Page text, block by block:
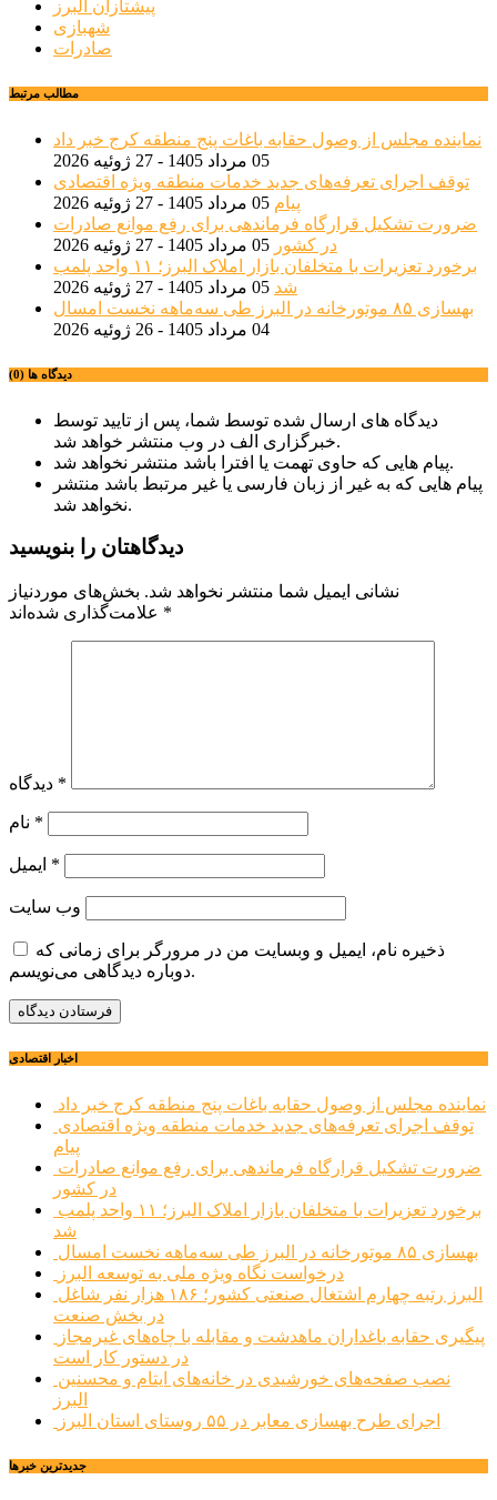
پیشتازان البرز
شهبازی
صادرات
مطالب مرتبط
نماینده مجلس از وصول حقابه باغات پنج منطقه کرج خبر داد
05 مرداد 1405 - 27 ژوئیه 2026
توقف اجرای تعرفه‌های جدید خدمات منطقه ویژه اقتصادی
پیام 05 مرداد 1405 - 27 ژوئیه 2026
ضرورت تشکیل قرارگاه فرماندهی برای رفع موانع صادرات
در کشور 05 مرداد 1405 - 27 ژوئیه 2026
برخورد تعزیرات با متخلفان بازار املاک البرز؛ ۱۱ واحد پلمب
شد 05 مرداد 1405 - 27 ژوئیه 2026
بهسازی ۸۵ موتورخانه در البرز طی سه‌ماهه نخست امسال
04 مرداد 1405 - 26 ژوئیه 2026
دیدگاه ها (0)
دیدگاه های ارسال شده توسط شما، پس از تایید توسط
خبرگزاری الف در وب منتشر خواهد شد.
پیام هایی که حاوی تهمت یا افترا باشد منتشر نخواهد شد.
پیام هایی که به غیر از زبان فارسی یا غیر مرتبط باشد منتشر
نخواهد شد.
دیدگاهتان را بنویسید
نشانی ایمیل شما منتشر نخواهد شد. بخش‌های موردنیاز
*
*
*
*
وب‌ سایت
ذخیره نام، ایمیل و وبسایت من در مرورگر برای زمانی که
دوباره دیدگاهی می‌نویسم.
اخبار اقتصادی
نماینده مجلس از وصول حقابه باغات پنج منطقه کرج خبر داد
پیام
در کشور
شد
بهسازی ۸۵ موتورخانه در البرز طی سه‌ماهه نخست امسال
درخواست نگاه ویژه ملی به توسعه البرز
در بخش صنعت
در دستور کار است
البرز
اجرای طرح بهسازی معابر در ۵۵ روستای استان البرز
جديدترين خبرها